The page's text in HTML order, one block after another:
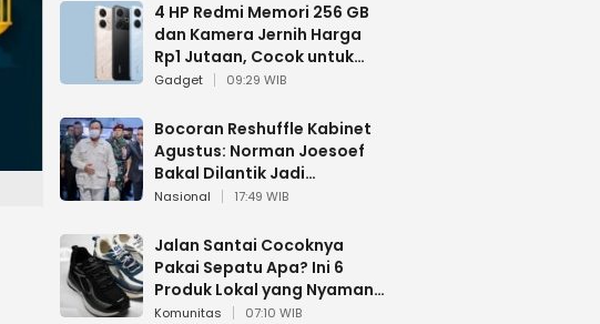
4 HP Redmi Memori 256 GB
dan Kamera Jernih Harga
Rp1 Jutaan, Cocok untuk
Multitasking
Gadget 09:29 WIB
Bocoran Reshuffle Kabinet
Agustus: Norman Joesoef
Bakal Dilantik Jadi
Wamenhan RI
Nasional 17:49 WIB
Jalan Santai Cocoknya
Pakai Sepatu Apa? Ini 6
Produk Lokal yang Nyaman
Buat 17 Agustusan
Komunitas 07:10 WIB